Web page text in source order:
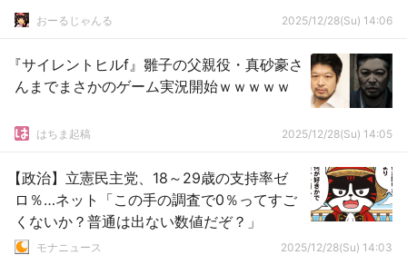
おーるじゃんる 2025/12/28(Su) 14:06
『サイレントヒルf』雛子の父親役・真砂豪さ
んまでまさかのゲーム実況開始ｗｗｗｗｗ
はちま起稿 2025/12/28(Su) 14:05
【政治】立憲民主党、18～29歳の支持率ゼ
ロ％…ネット「この手の調査で0％ってすご
くないか？普通は出ない数値だぞ？」
モナニュース 2025/12/28(Su) 14:03